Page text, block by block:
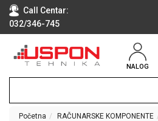
Call Centar:
032/346-745
NALOG
RAČUNARI
TEHNIKA
Početna RAČUNARSKE KOMPONENTE